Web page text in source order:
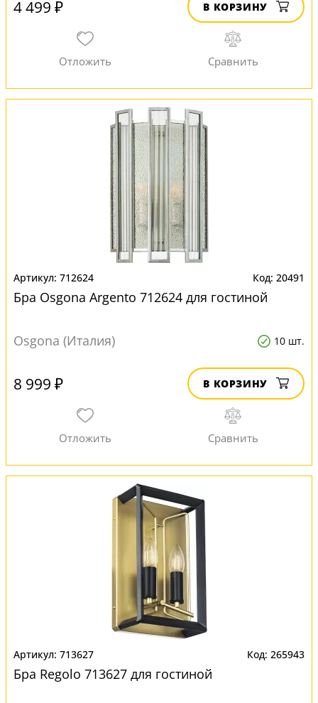
4 499 ₽ В КОРЗИНУ
712624 20491
Бра Osgona Argento 712624 для гостиной
Osgona (Италия) 10 шт.
8 999 ₽ В КОРЗИНУ
713627 265943
Бра Regolo 713627 для гостиной